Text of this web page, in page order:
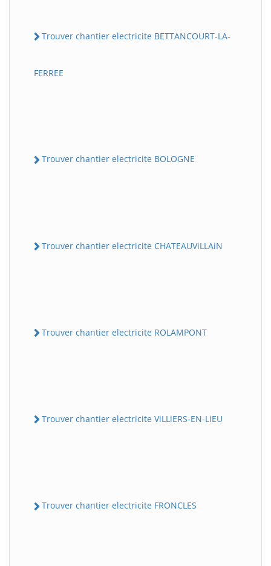
Trouver chantier electricite BETTANCOURT-LA-
FERREE
Trouver chantier electricite BOLOGNE
Trouver chantier electricite CHATEAUViLLAiN
Trouver chantier electricite ROLAMPONT
Trouver chantier electricite ViLLiERS-EN-LiEU
Trouver chantier electricite FRONCLES